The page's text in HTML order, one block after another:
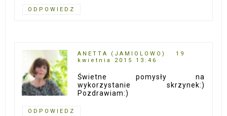
ODPOWIEDZ
ANETTA (JAMIOLOWO)
19
kwietnia 2015 13:46
Świetne pomysły na
wykorzystanie skrzynek:)
Pozdrawiam:)
ODPOWIEDZ